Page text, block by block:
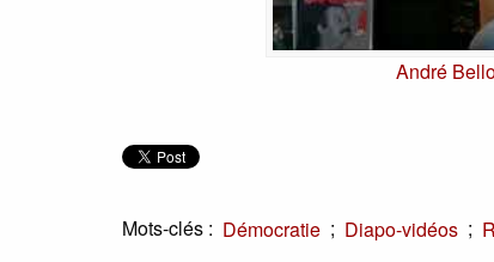
André
Mots-clés : Démocratie ; Diapo-vidéos ;